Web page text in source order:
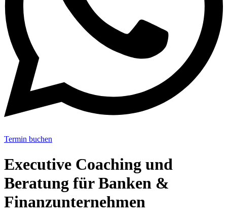
Termin buchen
Executive Coaching und
Beratung für Banken &
Finanzunternehmen